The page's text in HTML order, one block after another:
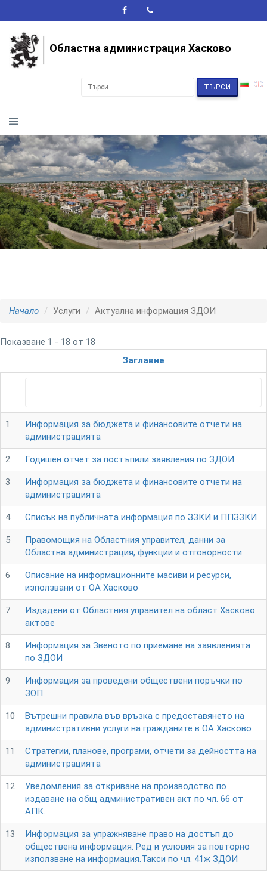
Областна администрация Хасково
ТЪРСИ
Начало Услуги Актуална информация ЗДОИ
Показване 1 - 18 от 18
Заглавие
1
Информация за бюджета и финансовите отчети на
администрацията
2 Годишен отчет за постъпили заявления по ЗДОИ.
3
Информация за бюджета и финансовите отчети на
администрацията
4 Списък на публичната информация по ЗЗКИ и ППЗЗКИ
5
Правомощия на Областния управител, данни за
Областна администрация, функции и отговорности
6
Описание на информационните масиви и ресурси,
използвани от ОА Хасково
7
Издадени от Областния управител на област Хасково
актове
8
Информация за Звеното по приемане на заявленията
по ЗДОИ
9
Информация за проведени обществени поръчки по
ЗОП
10
Вътрешни правила във връзка с предоставянето на
административни услуги на гражданите в ОА Хасково
11
Стратегии, планове, програми, отчети за дейността на
администрацията
12
Уведомления за откриване на производство по
издаване на общ административен акт по чл. 66 от
АПК.
13
Информация за упражняване право на достъп до
обществена информация. Ред и условия за повторно
използване на информация.Такси по чл. 41ж ЗДОИ